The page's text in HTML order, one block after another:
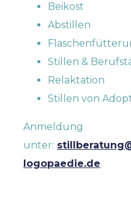
Beikost
Abstillen
Stillen &
Relaktation
Stillen von
Anmeldung
unter:
logopaedie.de